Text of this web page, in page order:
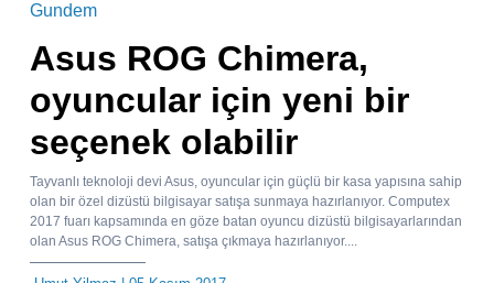
Gundem
Asus ROG Chimera,
oyuncular için yeni bir
seçenek olabilir
Tayvanlı teknoloji devi Asus, oyuncular için güçlü bir kasa yapısına sahip
olan bir özel dizüstü bilgisayar satışa sunmaya hazırlanıyor. Computex
2017 fuarı kapsamında en göze batan oyuncu dizüstü bilgisayarlarından
olan Asus ROG Chimera, satışa çıkmaya hazırlanıyor....